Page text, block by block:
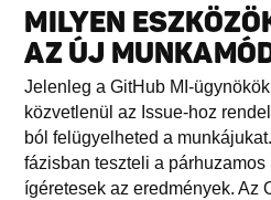
MILYEN
AZ ÚJ
Jelenleg a GitHub MI-
közvetlenül az Issue-hoz
ból felügyelheted a
fázisban teszteli a
ígéretesek az eredmények. Az